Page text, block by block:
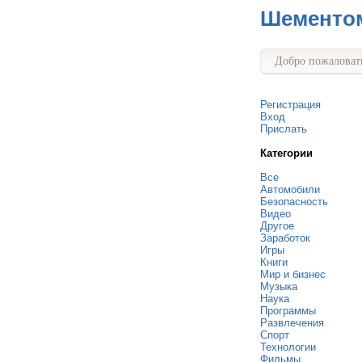
Добро
Регистрация
Вход
Прислать
Категории
Все
Автомобили
Безопасность
Видео
Другое
Заработок
Игры
Книги
Мир и бизнес
Музыка
Наука
Программы
Развлечения
Спорт
Технологии
Фильмы